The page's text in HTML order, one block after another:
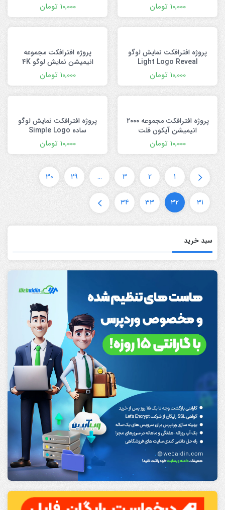
10,000 تومان 10,000 تومان
پروژه افترافکت نمایش لوگو
Light Logo Reveal
10,000 تومان
پروژه افترافکت مجموعه
انیمیشن نمایش لوگو ۴K
10,000 تومان
پروژه افترافکت مجموعه ۲۰۰۰
انیمیشن آیکون فلت
10,000 تومان
پروژه افترافکت نمایش لوگو
ساده Simple Logo
10,000 تومان
1
2
3
…
29
30
31
32
33
34
سبد خرید